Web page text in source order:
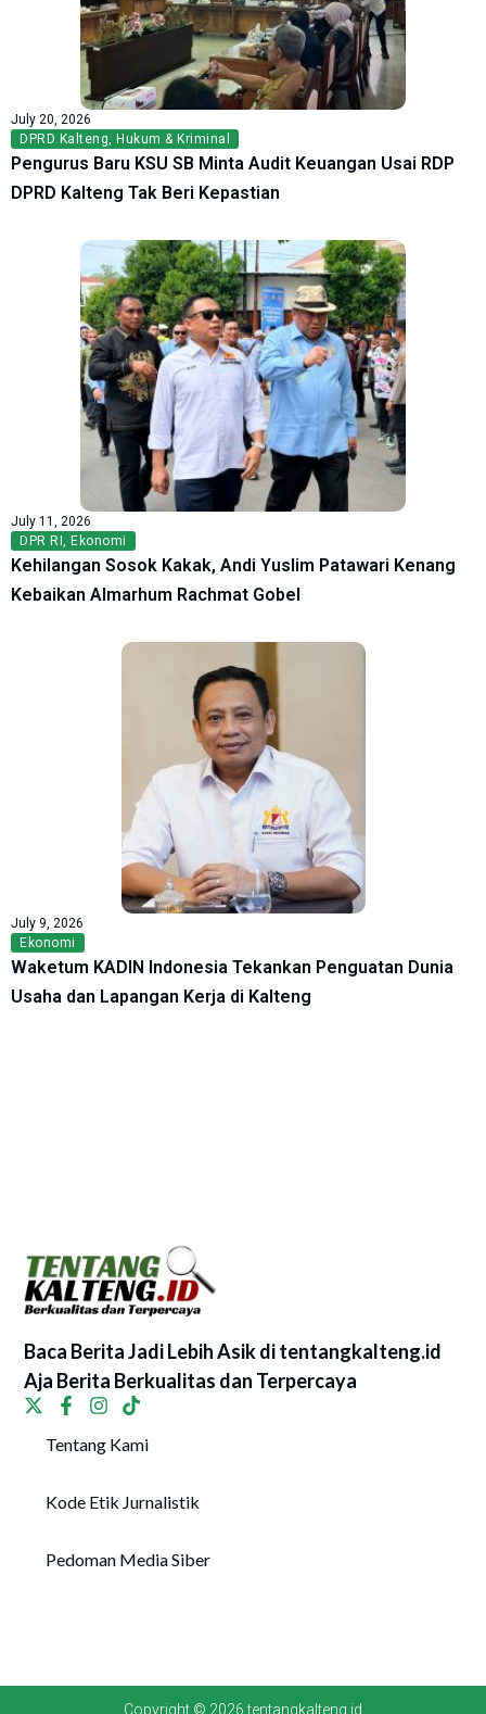
July 20, 2026
DPRD Kalteng, Hukum & Kriminal
Pengurus Baru KSU SB Minta Audit Keuangan Usai RDP
DPRD Kalteng Tak Beri Kepastian
July 11, 2026
DPR RI, Ekonomi
Kehilangan Sosok Kakak, Andi Yuslim Patawari Kenang
Kebaikan Almarhum Rachmat Gobel
July 9, 2026
Ekonomi
Waketum KADIN Indonesia Tekankan Penguatan Dunia
Usaha dan Lapangan Kerja di Kalteng
Baca Berita Jadi Lebih Asik di tentangkalteng.id
Aja Berita Berkualitas dan Terpercaya
Tentang Kami
Kode Etik Jurnalistik
Pedoman Media Siber
Copyright © 2026 tentangkalteng.id